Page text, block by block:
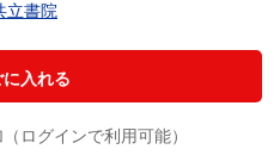
立書院
入れる
ログインで利用可能）